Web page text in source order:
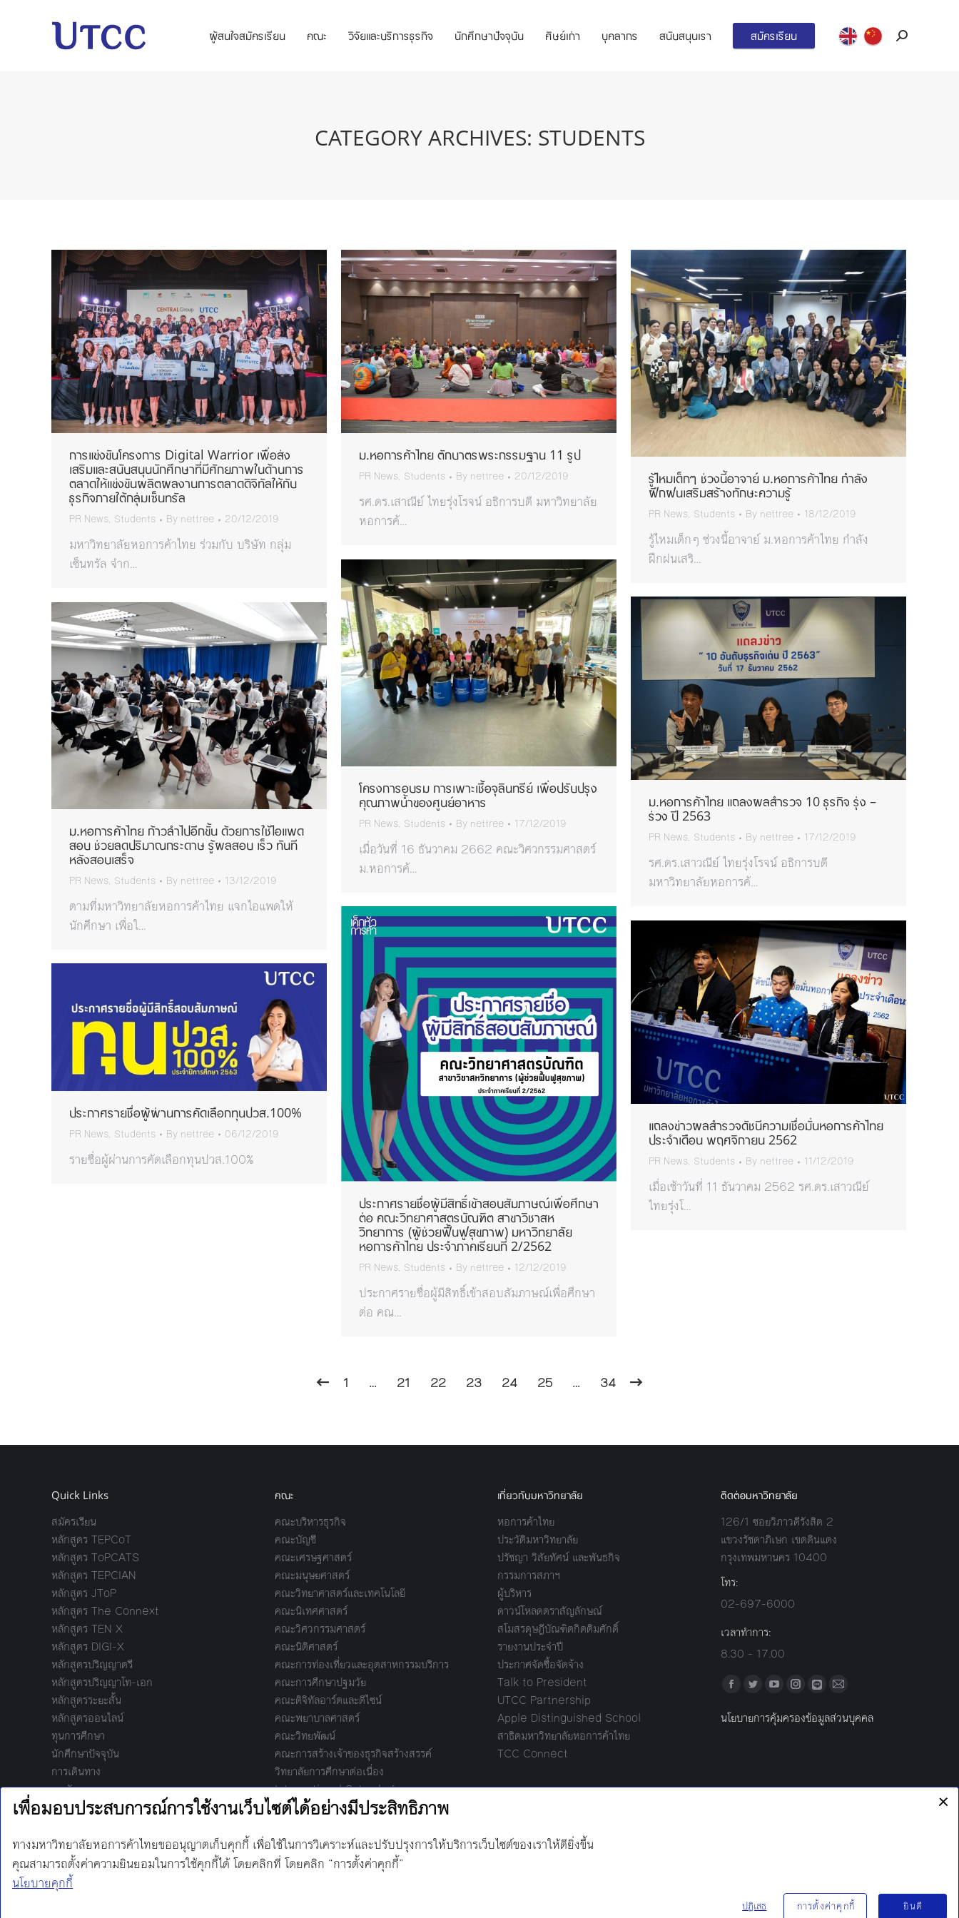
ผู้สนใจสมัครเรียน คณะ วิจัยและบริการธุรกิจ นักศึกษาปัจจุบัน ศิษย์เก่า บุคลากร สนับสนุนเรา สมัครเรียน Search:
CATEGORY ARCHIVES: STUDENTS
การแข่งขันโครงการ Digital Warrior เพื่อส่ง
เสริมและสนับสนุนนักศึกษาที่มีศักยภาพในด้านการ
ตลาดให้แข่งขันผลิตผลงานการตลาดดิจิทัลให้กับ
ธุรกิจภายใต้กลุ่มเซ็นทรัล
PR News, Students By nettree 20/12/2019
มหาวิทยาลัยหอการค้าไทย ร่วมกับ บริษัท กลุ่ม
เซ็นทรัล จำก…
ม.หอการค้าไทย ตักบาตรพระกรรมฐาน 11 รูป
PR News, Students By nettree 20/12/2019
รศ.ดร.เสาณีย์ ไทยรุ่งโรจน์ อธิการบดี มหาวิทยาลัย
หอการค้…
รู้ไหมเด็กๆ ช่วงนี้อาจาย์ ม.หอการค้าไทย กำลัง
ฝึกฝนเสริมสร้างทักษะความรู้
PR News, Students By nettree 18/12/2019
รู้ไหมเด็กๆ ช่วงนี้อาจาย์ ม.หอการค้าไทย กำลัง
ฝึกฝนเสริ…
โครงการอบรม การเพาะเชื้อจุลินทรีย์ เพื่อปรับปรุง
คุณภาพน้ำของศูนย์อาหาร
PR News, Students By nettree 17/12/2019
เมื่อวันที่ 16 ธันวาคม 2662 คณะวิศวกรรมศาสตร์
ม.หอการค้…
ม.หอการค้าไทย แถลงผลสำรวจ 10 ธุรกิจ รุ่ง –
ร่วง ปี 2563
PR News, Students By nettree 17/12/2019
รศ.ดร.เสาวณีย์ ไทยรุ่งโรจน์ อธิการบดี
มหาวิทยาลัยหอการค้…
ม.หอการค้าไทย ก้าวลำไปอีกขั้น ด้วยการใช้ไอแพด
สอบ ช่วยลดปริมาณกระดาษ รู้ผลสอบ เร็ว ทันที
หลังสอบเสร็จ
PR News, Students By nettree 13/12/2019
ตามที่มหาวิทยาลัยหอการค้าไทย แจกไอแพดให้
นักศึกษา เพื่อใ…
ประกาศรายชื่อผู้มีสิทธิ์เข้าสอบสัมภาษณ์เพื่อศึกษา
ต่อ คณะวิทยาศาสตรบัณฑิต สาขาวิชาสห
วิทยาการ (ผู้ช่วยฟื้นฟูสุขภาพ) มหาวิทยาลัย
หอการค้าไทย ประจำภาคเรียนที่ 2/2562
PR News, Students By nettree 12/12/2019
ประกาศรายชื่อผู้มีสิทธิ์เข้าสอบสัมภาษณ์เพื่อศึกษา
ต่อ คณ…
แถลงข่าวผลสำรวจดัชนีความเชื่อมั่นหอการค้าไทย
ประจำเดือน พฤศจิกายน 2562
PR News, Students By nettree 11/12/2019
เมื่อเช้าวันที่ 11 ธันวาคม 2562 รศ.ดร.เสาวณีย์
ไทยรุ่งโ…
ประกาศรายชื่อผู้ผ่านการคัดเลือกทุนปวส.100%
PR News, Students By nettree 06/12/2019
รายชื่อผู้ผ่านการคัดเลือกทุนปวส.100%
1 … 21 22 23 24 25 … 34
Quick Links
สมัครเรียน
หลักสูตร TEPCoT
หลักสูตร ToPCATS
หลักสูตร TEPCIAN
หลักสูตร JToP
หลักสูตร The Connext
หลักสูตร TEN X
หลักสูตร DIGI-X
หลักสูตรปริญญาตรี
หลักสูตรปริญญาโท-เอก
หลักสูตรระยะสั้น
หลักสูตรออนไลน์
ทุนการศึกษา
นักศึกษาปัจจุบัน
การเดินทาง
หอพัก
คณะ
คณะบริหารธุรกิจ
คณะบัญชี
คณะเศรษฐศาสตร์
คณะมนุษยศาสตร์
คณะวิทยาศาสตร์และเทคโนโลยี
คณะนิเทศศาสตร์
คณะวิศวกรรมศาสตร์
คณะนิติศาสตร์
คณะการท่องเที่ยวและอุตสาหกรรมบริการ
คณะการศึกษาปฐมวัย
คณะดิจิทัลอาร์ตและดีไซน์
คณะพยาบาลศาสตร์
คณะวิทยพัฒน์
คณะการสร้างเจ้าของธุรกิจสร้างสรรค์
วิทยาลัยการศึกษาต่อเนื่อง
International School of
Management
บัณฑิตวิทยาลัย
Harbour.Space Institute of
เกี่ยวกับมหาวิทยาลัย
หอการค้าไทย
ประวัติมหาวิทยาลัย
ปรัชญา วิสัยทัศน์ และพันธกิจ
กรรมการสภาฯ
ผู้บริหาร
ดาวน์โหลดตราสัญลักษณ์
สโมสรดุษฎีบัณฑิตกิตติมศักดิ์
รายงานประจำปี
ประกาศจัดซื้อจัดจ้าง
Talk to President
UTCC Partnership
Apple Distinguished School
สาธิตมหาวิทยาลัยหอการค้าไทย
TCC Connect
ติดต่อมหาวิทยาลัย
126/1 ซอยวิภาวดีรังสิต 2
แขวงรัชดาภิเษก เขตดินแดง
กรุงเทพมหานคร 10400
โทร:
02-697-6000
เวลาทำการ:
8.30 - 17.00
Find us on:
Facebook
TwitterYouTube
Instagram
LineMail
นโยบายการคุ้มครองข้อมูลส่วนบุคคล